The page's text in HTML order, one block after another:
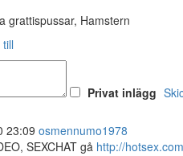
grattispussar, Hamstern
Privat inlägg
23:09 osmennumo1978
SEXCHAT gå http://